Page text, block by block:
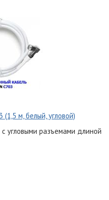
м, белый, угловой)
угловыми разъемами длиной